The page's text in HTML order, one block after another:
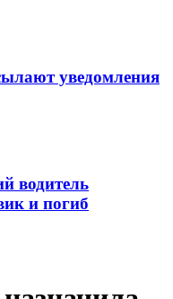
уведомления
водитель
и погиб